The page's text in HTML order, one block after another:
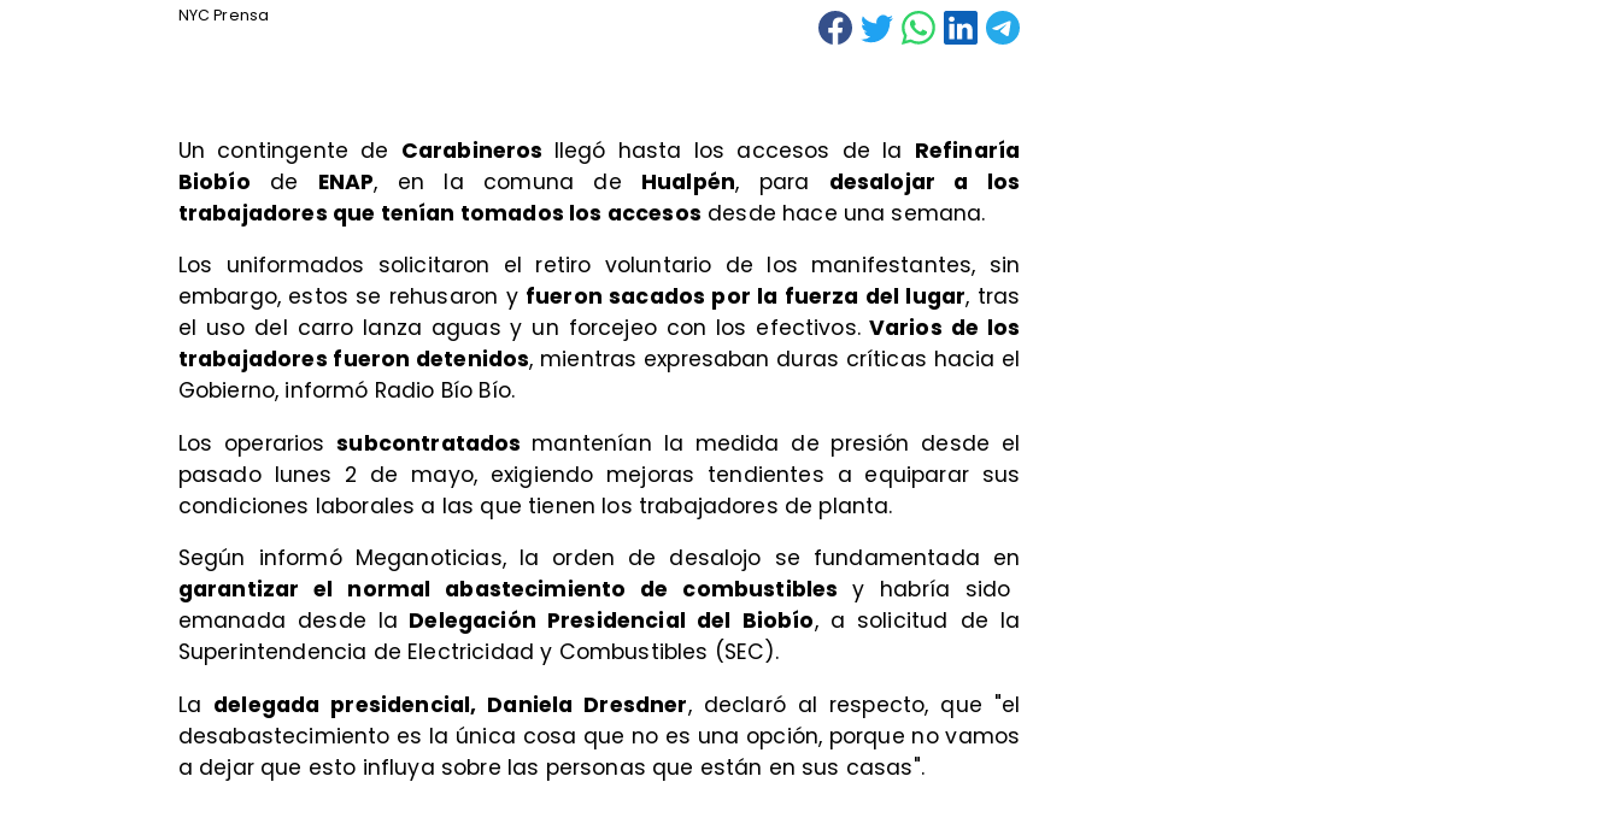
NYC Prensa
Un contingente de Carabineros llegó hasta los accesos de la Refinaría
Biobío de ENAP, en la comuna de Hualpén, para desalojar a los
trabajadores que tenían tomados los accesos desde hace una semana.
Los uniformados solicitaron el retiro voluntario de los manifestantes, sin
embargo, estos se rehusaron y fueron sacados por la fuerza del lugar, tras
el uso del carro lanza aguas y un forcejeo con los efectivos. Varios de los
trabajadores fueron detenidos, mientras expresaban duras críticas hacia el
Gobierno, informó Radio Bío Bío.
Los operariossubcontratados mantenían la medida de presión desde el
pasado lunes 2 de mayo, exigiendo mejoras tendientes a equiparar sus
condiciones laborales a las que tienen los trabajadores de planta.
Según informó Meganoticias, la orden de desalojo se fundamentada en
garantizar el normal abastecimiento de combustiblesy habría sido
emanada desde la Delegación Presidencial del Biobío, a solicitud de la
Superintendencia de Electricidad y Combustibles (SEC).
La delegada presidencial, Daniela Dresdner, declaró al respecto, que "el
desabastecimiento es la única cosa que no es una opción, porque no vamos
a dejar que esto influya sobre las personas que están en sus casas".